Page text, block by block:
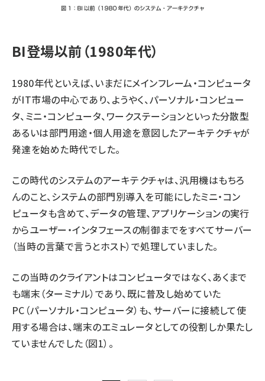
BI登場以前（1980年代）
1980年代といえば、いまだにメインフレーム・コンピュータ
がIT市場の中心であり、ようやく、パーソナル・コンピュー
タ、ミニ・コンピュータ、ワークステーションといった分散型
あるいは部門用途・個人用途を意図したアーキテクチャが
発達を始めた時代でした。
この時代のシステムのアーキテクチャは、汎用機はもちろ
んのこと、システムの部門別導入を可能にしたミニ・コン
ピュータも含めて、データの管理、アプリケーションの実行
からユーザー・インタフェースの制御までをすべてサーバー
（当時の言葉で言うとホスト）で処理していました。
この当時のクライアントはコンピュータではなく、あくまで
も端末（ターミナル）であり、既に普及し始めていた
PC（パーソナル・コンピュータ）も、サーバーに接続して使
用する場合は、端末のエミュレータとしての役割しか果たし
ていませんでした（図1）。